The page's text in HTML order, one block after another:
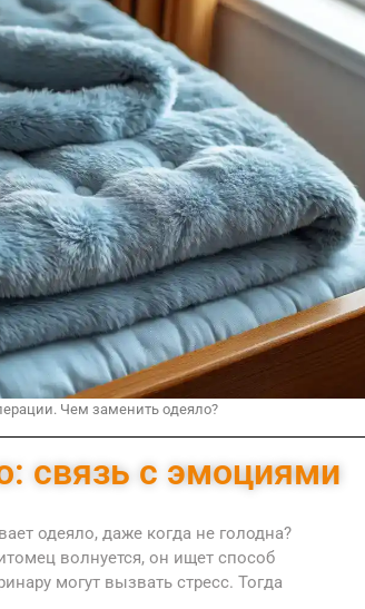
Чем заменить одеяло?
связь с эмоциями
одеяло, даже когда не голодна?
волнуется, он ищет способ
могут вызвать стресс. Тогда